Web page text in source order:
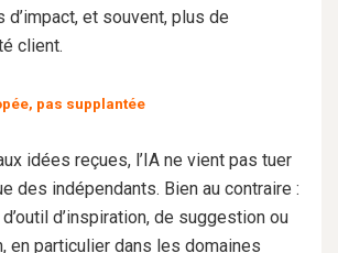
d’impact, et souvent, plus de
client.
pas supplantée
idées reçues, l’IA ne vient pas tuer
des indépendants. Bien au contraire :
d’inspiration, de suggestion ou
en particulier dans les domaines